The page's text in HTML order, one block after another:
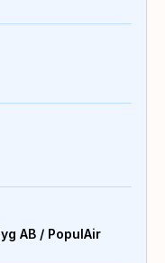
AB / PopulAir